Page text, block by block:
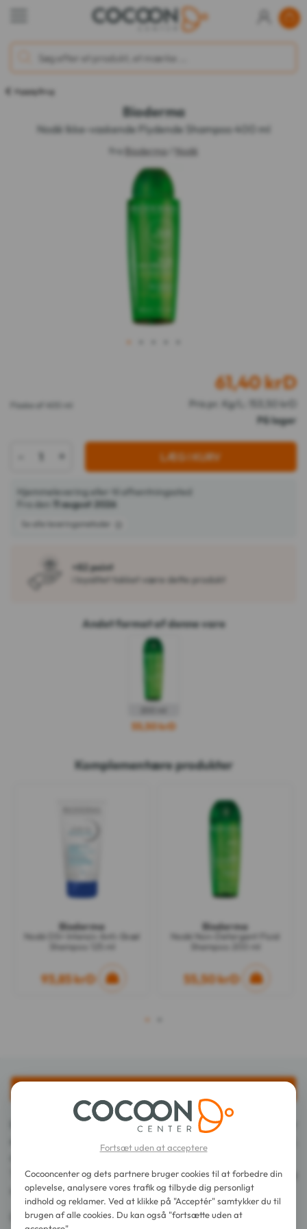
Hyppig Brug
Bioderma
Nodé Ikke-vaskende Flydende Shampoo 400 ml
fra Bioderma Nodé
1
Flaske af 400 ml
61,40krD
Pris pr. Kg/L: 153,50 krD
På lager
+ LÆG I KURV
Hjemmelevering eller til afhentningssted
Fra den
11 august 2026
Se alle leveringsmetoder
+82 point
i loyalitet takket være dette produkt
Andet format af denne vare
55,50 krD
Komplementære produkter
Bioderma
Nodé DS+ Intensiv Anti-Skæl
Shampoo 125 ml
93,85 krD
Bioderma
Nodé Non-Detergent Fluid
Shampoo 200 ml
55,50 krD
1
Bioderma Nodé Ikke-vaskende Flydende Shampoo 400 ml er
Takket være sine antistatiske midler giver den glans og
smidighed til håret.
Den giver god tolerance for hår og øjne.
Fortsæt uden at acceptere
Cocooncenter og dets partnere bruger cookies til at forbedre din
oplevelse, analysere vores trafik og tilbyde dig personligt
indhold og reklamer. Ved at klikke på "Acceptér" samtykker du til
brugen af alle cookies. Du kan også "fortsætte uden at